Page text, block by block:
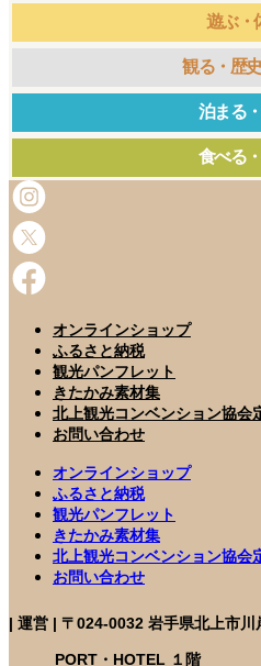
遊ぶ・
観る・歴
泊まる
食べる
オンラインショップ
ふるさと納税
観光パンフレット
きたかみ素材集
北上観光コンベンション協会
お問い合わせ
オンラインショップ
ふるさと納税
観光パンフレット
きたかみ素材集
北上観光コンベンション協会
お問い合わせ
| 運営 | 〒024-0032 岩手県北上市
PORT・HOTEL １階